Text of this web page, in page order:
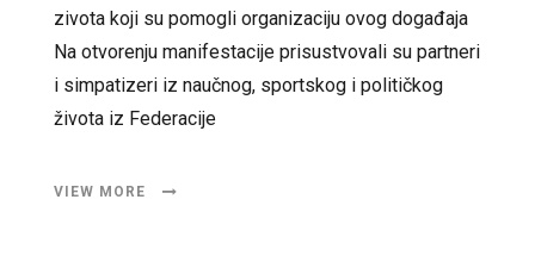
zivota koji su pomogli organizaciju ovog događaja
Na otvorenju manifestacije prisustvovali su partneri
i simpatizeri iz naučnog, sportskog i političkog
života iz Federacije
VIEW MORE